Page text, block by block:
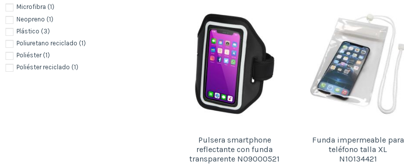
Pulsera smartphone
reflectante con funda
transparente N09000521
Funda impermeable para
teléfono talla XL
N10134421
Microfibra (1)
Neopreno (1)
Plástico (3)
Poliuretano reciclado (1)
Poliéster (1)
Poliéster reciclado (1)